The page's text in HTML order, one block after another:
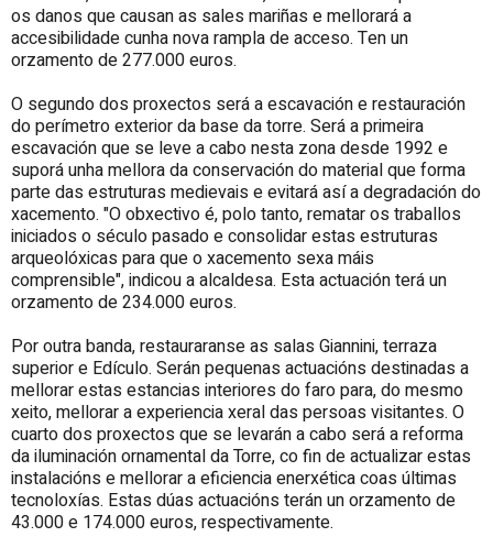
os danos que causan as sales mariñas e mellorará a
accesibilidade cunha nova rampla de acceso. Ten un
orzamento de 277.000 euros.
O segundo dos proxectos será a escavación e restauración
do perímetro exterior da base da torre. Será a primeira
escavación que se leve a cabo nesta zona desde 1992 e
suporá unha mellora da conservación do material que forma
parte das estruturas medievais e evitará así a degradación do
xacemento. "O obxectivo é, polo tanto, rematar os traballos
iniciados o século pasado e consolidar estas estruturas
arqueolóxicas para que o xacemento sexa máis
comprensible", indicou a alcaldesa. Esta actuación terá un
orzamento de 234.000 euros.
Por outra banda, restauraranse as salas Giannini, terraza
superior e Edículo. Serán pequenas actuacións destinadas a
mellorar estas estancias interiores do faro para, do mesmo
xeito, mellorar a experiencia xeral das persoas visitantes. O
cuarto dos proxectos que se levarán a cabo será a reforma
da iluminación ornamental da Torre, co fin de actualizar estas
instalacións e mellorar a eficiencia enerxética coas últimas
tecnoloxías. Estas dúas actuacións terán un orzamento de
43.000 e 174.000 euros, respectivamente.